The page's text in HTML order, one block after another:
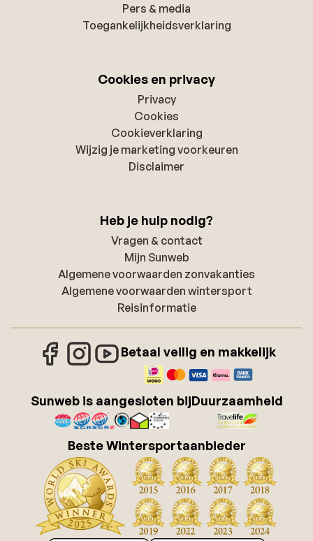
Pers & media
Toegankelijkheidsverklaring
Cookies en privacy
Privacy
Cookies
Cookieverklaring
Wijzig je marketing voorkeuren
Disclaimer
Heb je hulp nodig?
Vragen & contact
Mijn Sunweb
Algemene voorwaarden zonvakanties
Algemene voorwaarden wintersport
Reisinformatie
Betaal veilig en makkelijk
Sunweb is aangesloten bijDuurzaamheid
Beste Wintersportaanbieder